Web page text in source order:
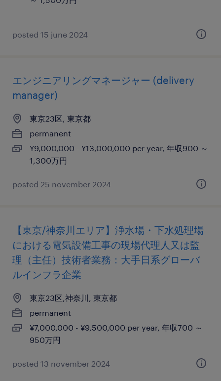
posted 15 june 2024
エンジニアリングマネージャー (delivery
manager)
東京23区, 東京都
permanent
¥9,000,000 - ¥13,000,000 per year, 年収900 ～
1,300万円
posted 25 november 2024
【東京/神奈川エリア】浄水場・下水処理場
における電気設備工事の現場代理人又は監
理（主任）技術者業務：大手日系グローバ
ルインフラ企業
東京23区,神奈川, 東京都
permanent
¥7,000,000 - ¥9,500,000 per year, 年収700 ～
950万円
posted 13 november 2024